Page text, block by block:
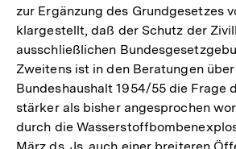
zur Ergänzung des Grundgesetzes
klargestellt, daß der Schutz der
ausschließlichen
Zweitens ist in den Beratungen
Bundeshaushalt 1954/55 die Frage
stärker als bisher angesprochen
durch die
März ds. Js. auch einer breiteren